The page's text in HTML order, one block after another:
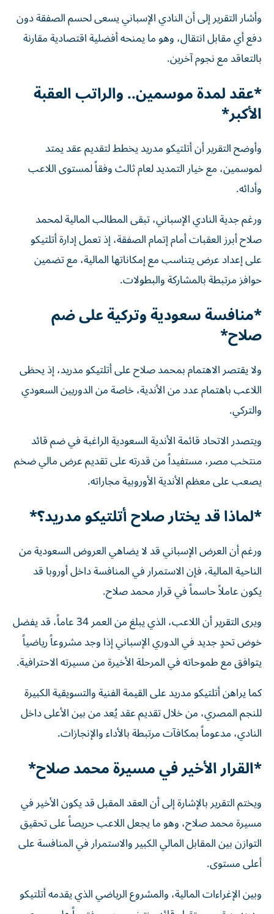
وأشار التقرير إلى أن النادي الإسباني يسعى لحسم الصفقة دون
دفع أي مقابل انتقال، وهو ما يمنحه أفضلية اقتصادية مقارنة
بالتعاقد مع نجوم آخرين.
*عقد لمدة موسمين.. والراتب العقبة
الأكبر*
وأوضح التقرير أن أتلتيكو مدريد يخطط لتقديم عقد يمتد
لموسمين، مع خيار التمديد لعام ثالث وفقاً لمستوى اللاعب
وأدائه.
ورغم جدية النادي الإسباني، تبقى المطالب المالية لمحمد
صلاح أبرز العقبات أمام إتمام الصفقة، إذ تعمل إدارة أتلتيكو
على إعداد عرض يتناسب مع إمكاناتها المالية، مع تضمين
حوافز مرتبطة بالمشاركة والبطولات.
*منافسة سعودية وتركية على ضم
صلاح*
ولا يقتصر الاهتمام بمحمد صلاح على أتلتيكو مدريد، إذ يحظى
اللاعب باهتمام عدد من الأندية، خاصة من الدوريين السعودي
والتركي.
ويتصدر الاتحاد قائمة الأندية السعودية الراغبة في ضم قائد
منتخب مصر، مستفيداً من قدرته على تقديم عرض مالي ضخم
يصعب على معظم الأندية الأوروبية مجاراته.
*لماذا قد يختار صلاح أتلتيكو مدريد؟*
ورغم أن العرض الإسباني قد لا يضاهي العروض السعودية من
الناحية المالية، فإن الاستمرار في المنافسة داخل أوروبا قد
يكون عاملاً حاسماً في قرار محمد صلاح.
ويرى التقرير أن اللاعب، الذي يبلغ من العمر 34 عاماً، قد يفضل
خوض تحدٍ جديد في الدوري الإسباني إذا وجد مشروعاً رياضياً
يتوافق مع طموحاته في المرحلة الأخيرة من مسيرته الاحترافية.
كما يراهن أتلتيكو مدريد على القيمة الفنية والتسويقية الكبيرة
للنجم المصري، من خلال تقديم عقد يُعد من بين الأعلى داخل
النادي، مدعوماً بمكافآت مرتبطة بالأداء والإنجازات.
*القرار الأخير في مسيرة محمد صلاح*
ويختم التقرير بالإشارة إلى أن العقد المقبل قد يكون الأخير في
مسيرة محمد صلاح، وهو ما يجعل اللاعب حريصاً على تحقيق
التوازن بين المقابل المالي الكبير والاستمرار في المنافسة على
أعلى مستوى.
وبين الإغراءات المالية، والمشروع الرياضي الذي يقدمه أتلتيكو